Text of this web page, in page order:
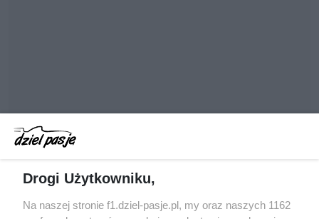
POPRZEDNI WYŚCIG
Drogi Użytkowniku,
Na naszej stronie f1.dziel-pasje.pl, my oraz naszych 1162